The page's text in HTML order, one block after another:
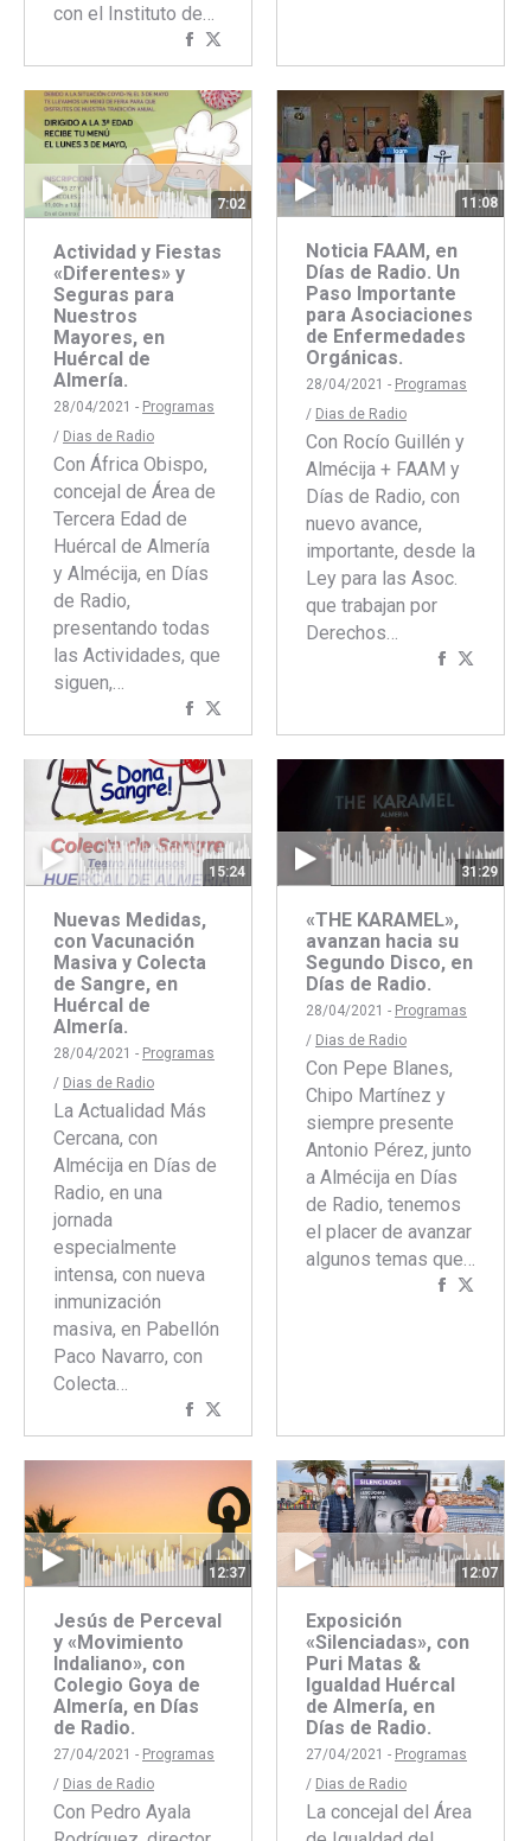
con el Instituto de…
Compartir
con
Facebook
con
Twitter
7:02
Actividad y Fiestas
«Diferentes» y
Seguras para
Nuestros
Mayores, en
Huércal de
Almería.
28/04/2021 - Programas
/ Dias de Radio
Con África Obispo,
concejal de Área de
Tercera Edad de
Huércal de Almería
y Almécija, en Días
de Radio,
presentando todas
las Actividades, que
siguen,…
Compartir
con
Facebook
con
Twitter
11:08
Noticia FAAM, en
Días de Radio. Un
Paso Importante
para Asociaciones
de Enfermedades
Orgánicas.
28/04/2021 - Programas
/ Dias de Radio
Con Rocío Guillén y
Almécija + FAAM y
Días de Radio, con
nuevo avance,
importante, desde la
Ley para las Asoc.
que trabajan por
Derechos…
Compartir
15:24
Nuevas Medidas,
con Vacunación
Masiva y Colecta
de Sangre, en
Huércal de
Almería.
28/04/2021 - Programas
/ Dias de Radio
La Actualidad Más
Cercana, con
Almécija en Días de
Radio, en una
jornada
especialmente
intensa, con nueva
inmunización
masiva, en Pabellón
Paco Navarro, con
Colecta…
Compartir
con
Facebook
con
Twitter
31:29
«THE KARAMEL»,
avanzan hacia su
Segundo Disco, en
Días de Radio.
28/04/2021 - Programas
/ Dias de Radio
Con Pepe Blanes,
Chipo Martínez y
siempre presente
Antonio Pérez, junto
a Almécija en Días
de Radio, tenemos
el placer de avanzar
algunos temas que…
Compartir
12:37
Jesús de Perceval
y «Movimiento
Indaliano», con
Colegio Goya de
Almería, en Días
de Radio.
27/04/2021 - Programas
/ Dias de Radio
Con Pedro Ayala
12:07
Exposición
«Silenciadas», con
Puri Matas &
Igualdad Huércal
de Almería, en
Días de Radio.
27/04/2021 - Programas
/ Dias de Radio
La concejal del Área